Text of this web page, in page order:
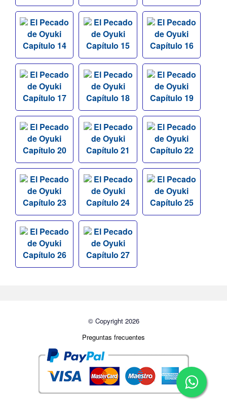
El Pecado
de Oyuki
Capítulo 14
El Pecado
de Oyuki
Capítulo 15
El Pecado
de Oyuki
Capítulo 16
El Pecado
de Oyuki
Capítulo 17
El Pecado
de Oyuki
Capítulo 18
El Pecado
de Oyuki
Capítulo 19
El Pecado
de Oyuki
Capítulo 20
El Pecado
de Oyuki
Capítulo 21
El Pecado
de Oyuki
Capítulo 22
El Pecado
de Oyuki
Capítulo 23
El Pecado
de Oyuki
Capítulo 24
El Pecado
de Oyuki
Capítulo 25
El Pecado
de Oyuki
Capítulo 26
El Pecado
de Oyuki
Capítulo 27
© Copyright 2026
Preguntas frecuentes